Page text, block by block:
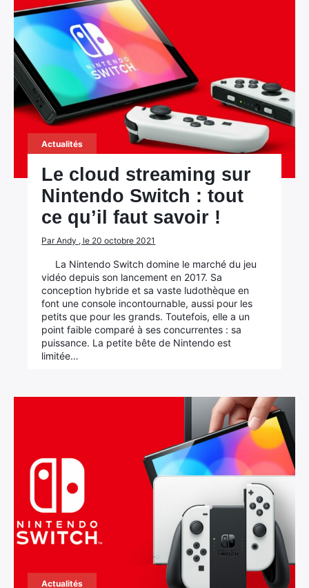
Actualités
Le cloud streaming sur
Nintendo Switch : tout
ce qu’il faut savoir !
Par Andy , le 20 octobre 2021
La Nintendo Switch domine le marché du jeu
vidéo depuis son lancement en 2017. Sa
conception hybride et sa vaste ludothèque en
font une console incontournable, aussi pour les
petits que pour les grands. Toutefois, elle a un
point faible comparé à ses concurrentes : sa
puissance. La petite bête de Nintendo est
limitée…
Actualités